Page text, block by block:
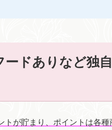
ードありなど独
トが貯まり、ポイントは各種